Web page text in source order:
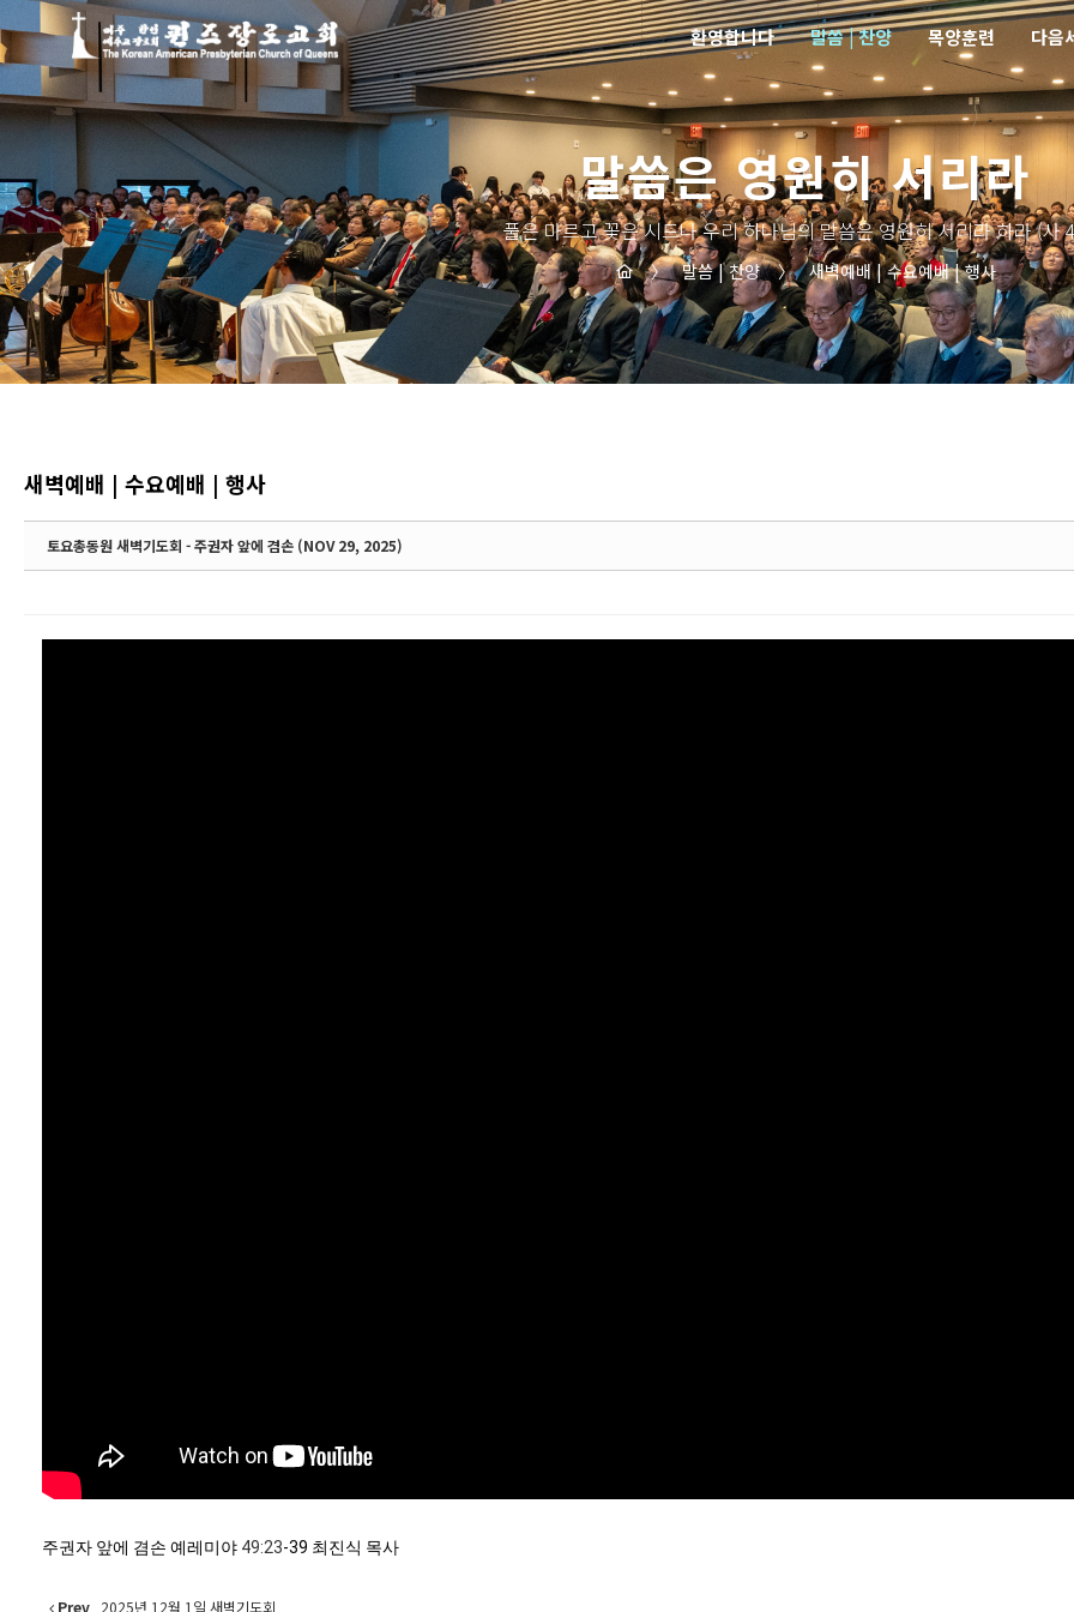
환영합니다 말씀 | 찬양 목양훈련 다음
말씀은 영원히 서리라
풀은 마르고 꽃은 시드나 우리 하나님의 말씀은 영원히 서리라 하라 (사
〉 말씀 | 찬양 〉 새벽예배 | 수요예배 | 행사
새벽예배 | 수요예배 | 행사
토요총동원 새벽기도회 - 주권자 앞에 겸손 (NOV 29, 2025)
주권자 앞에 겸손 예레미야 49:23-39 최진식 목사
Prev 2025년 12월 1일 새벽기도회